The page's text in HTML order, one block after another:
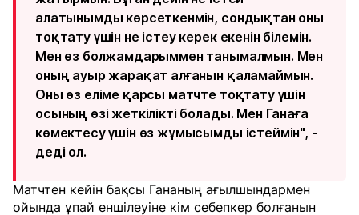
алатынымды көрсеткенмін, сондықтан оны
тоқтату үшін не істеу керек екенін білемін.
Мен өз болжамдарыммен танымалмын. Мен
оның ауыр жарақат алғанын қаламаймын.
Оны өз еліме қарсы матчте тоқтату үшін
осының өзі жеткілікті болады. Мен Ганаға
көмектесу үшін өз жұмысымды істеймін", -
деді ол.
Матчтен кейін бақсы Гананың ағылшындармен
ойында ұпай еншілеуіне кім себепкер болғанын